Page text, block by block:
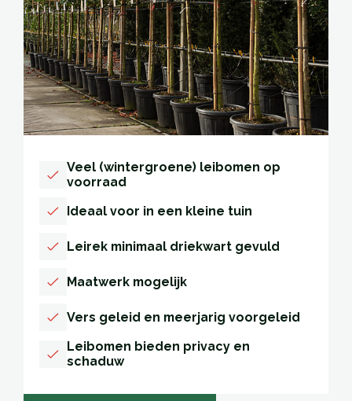
Veel (wintergroene) leibomen op
voorraad
Ideaal voor in een kleine tuin
Leirek minimaal driekwart gevuld
Maatwerk mogelijk
Vers geleid en meerjarig voorgeleid
Leibomen bieden privacy en
schaduw